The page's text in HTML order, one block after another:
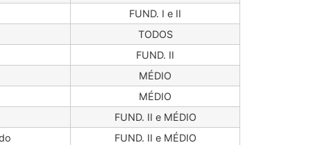
FUND. I e II
TODOS
FUND. II
MÉDIO
MÉDIO
FUND. II e MÉDIO
FUND. II e MÉDIO